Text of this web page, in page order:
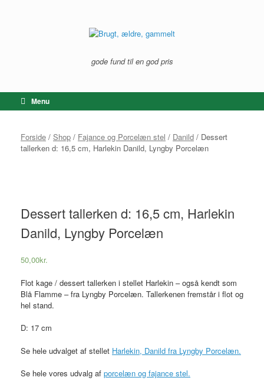
gode fund til en god pris
Menu
Forside / Shop / Fajance og Porcelæn stel / Danild / Dessert
tallerken d: 16,5 cm, Harlekin Danild, Lyngby Porcelæn
Dessert tallerken d: 16,5 cm, Harlekin
Danild, Lyngby Porcelæn
50,00kr.
Flot kage / dessert tallerken i stellet Harlekin – også kendt som
Blå Flamme – fra Lyngby Porcelæn. Tallerkenen fremstår i flot og
hel stand.
D: 17 cm
Se hele udvalget af stellet Harlekin, Danild fra Lyngby Porcelæn.
Se hele vores udvalg af porcelæn og fajance stel.